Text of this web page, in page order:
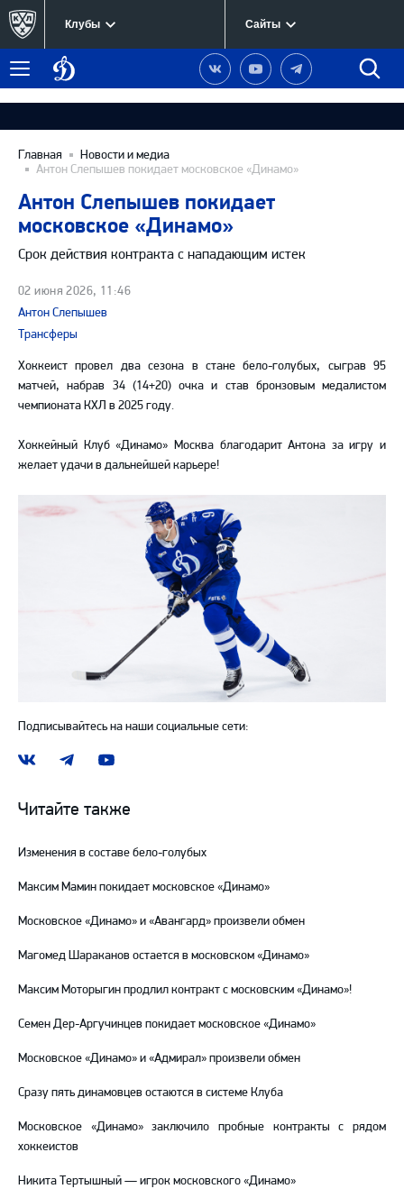
Клубы Сайты
Меню
Динамо
Москва
Наша
группа
Вконтакте
Наш
канал
YouTube
Наш
канал
Telegram
Главная
Новости и медиа
Антон Слепышев покидает московское «Динамо»
Антон Слепышев покидает
московское «Динамо»
Срок действия контракта с нападающим истек
02 июня 2026, 11:46
Антон Слепышев
Трансферы
Хоккеист провел два сезона в стане бело-голубых, сыграв 95
матчей, набрав 34 (14+20) очка и став бронзовым медалистом
чемпионата КХЛ в 2025 году.
Хоккейный Клуб «Динамо» Москва благодарит Антона за игру и
желает удачи в дальнейшей карьере!
Подписывайтесь на наши социальные сети:
Наша
ВКонтакте
Наш
в
Telegram
Наш
YouTube
Читайте также
Изменения в составе бело-голубых
Максим Мамин покидает московское «Динамо»
Московское «Динамо» и «Авангард» произвели обмен
Магомед Шараканов остается в московском «Динамо»
Максим Моторыгин продлил контракт с московским «Динамо»!
Семен Дер-Аргучинцев покидает московское «Динамо»
Московское «Динамо» и «Адмирал» произвели обмен
Сразу пять динамовцев остаются в системе Клуба
Московское «Динамо» заключило пробные контракты с рядом
хоккеистов
Никита Тертышный — игрок московского «Динамо»